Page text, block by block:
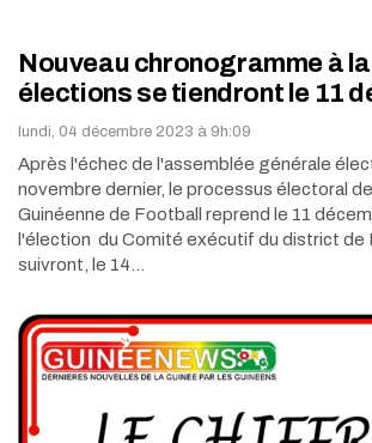
Nouveau chronogramme à la
élections se tiendront le 11
lundi, 04 décembre 2023 à 9h:09
Après l'échec de l'assemblée générale
novembre dernier, le processus électoral
Guinéenne de Football reprend le 11
l'élection du Comité exécutif du district de
suivront, le 14…